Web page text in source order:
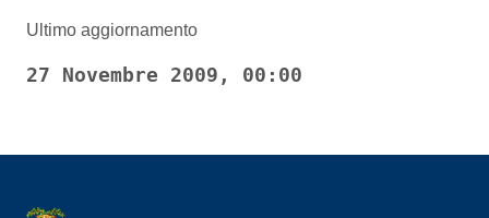
Ultimo aggiornamento
27 Novembre 2009, 00:00